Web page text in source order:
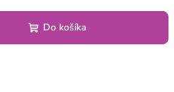
Do košíka